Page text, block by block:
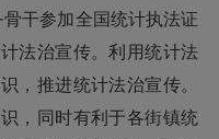
干参加全国统计执法证
法治宣传。利用统计法
，推进统计法治宣传。
，同时有利于各街镇统